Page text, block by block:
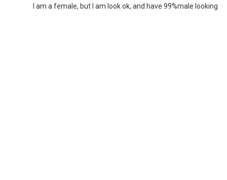
I am a female, but I am look ok, and have 99%male looking